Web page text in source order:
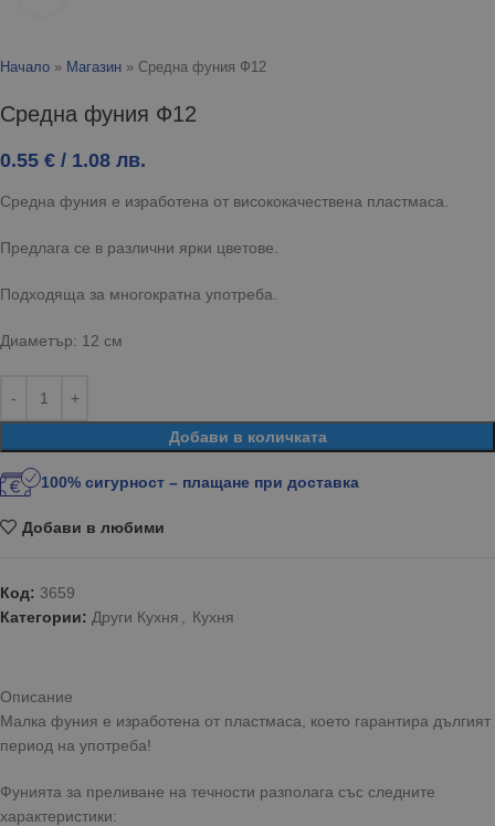
Начало » Магазин » Средна фуния Ф12
Средна фуния Ф12
0.55 € / 1.08 лв.
Средна фуния е изработена от висококачествена пластмаса.
Предлага се в различни ярки цветове.
Подходяща за многократна употреба.
Диаметър: 12 см
Добави в количката
100% сигурност – плащане при доставка
Добави в любими
Код: 3659
Категории: Други Кухня Кухня
Описание
Малка фуния е изработена от пластмаса, което гарантира дългият
период на употреба!
Фунията за преливане на течности разполага със следните
характеристики: